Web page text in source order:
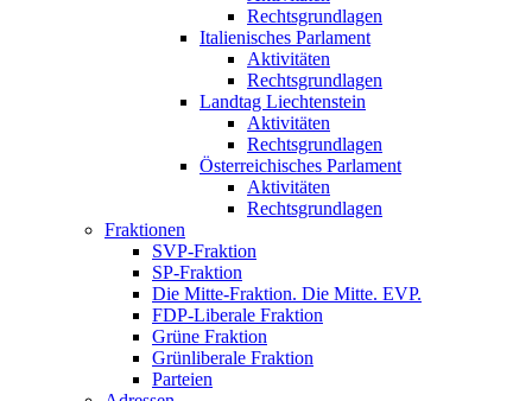
Rechtsgrundlagen
Italienisches Parlament
Aktivitäten
Rechtsgrundlagen
Landtag Liechtenstein
Aktivitäten
Rechtsgrundlagen
Österreichisches Parlament
Aktivitäten
Rechtsgrundlagen
Fraktionen
SVP-Fraktion
SP-Fraktion
Die Mitte-Fraktion. Die Mitte. EVP.
FDP-Liberale Fraktion
Grüne Fraktion
Grünliberale Fraktion
Parteien